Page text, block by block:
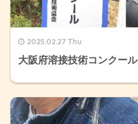
2025.02.27 Thu
大阪府溶接技術コンクール